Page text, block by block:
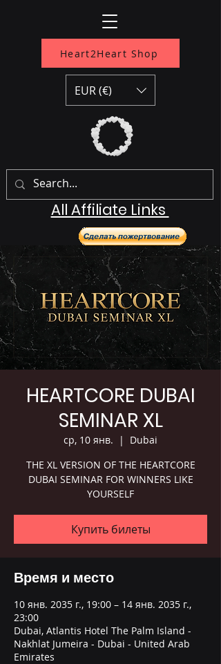
Heart2Heart Shop
All Affiliate Links
EUR (€)
HEARTCORE DUBAI
SEMINAR XL
ср, 10 янв.
  |
Dubai
THE XL VERSION OF THE HEARTCORE
DUBAI SEMINAR FOR WINNERS LIKE
YOURSELF
Купить билеты
Время и место
10 янв. 2035 г., 19:00 – 14 янв. 2035 г.,
23:00
Dubai, Atlantis Hotel The Palm Island -
Nakhlat Jumeira - Dubai - United Arab
Emirates